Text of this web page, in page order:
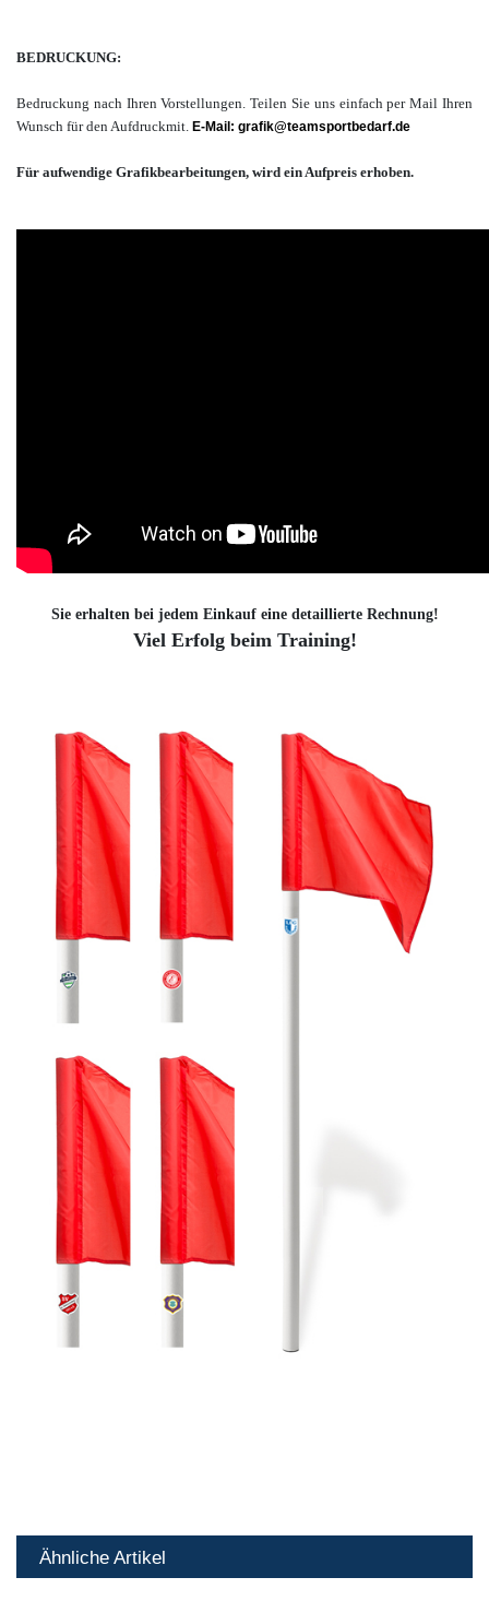
BEDRUCKUNG:
Bedruckung nach Ihren Vorstellungen. Teilen Sie uns einfach per Mail Ihren
Wunsch für den Aufdruckmit. E-Mail: grafik@teamsportbedarf.de
Für aufwendige Grafikbearbeitungen, wird ein Aufpreis erhoben.
Sie erhalten bei jedem Einkauf eine detaillierte Rechnung!
Viel Erfolg beim Training!
Ähnliche Artikel